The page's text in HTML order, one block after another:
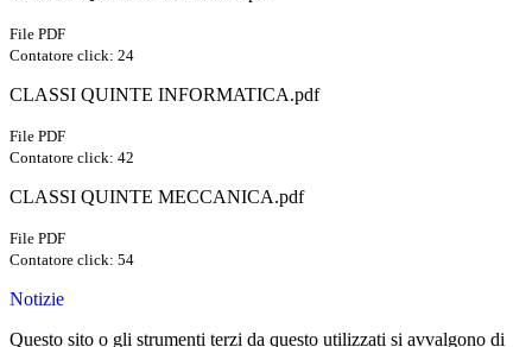
File PDF
Contatore click: 24
CLASSI QUINTE INFORMATICA.pdf
File PDF
Contatore click: 42
CLASSI QUINTE MECCANICA.pdf
File PDF
Contatore click: 54
Notizie
Questo sito o gli strumenti terzi da questo utilizzati si avvalgono di